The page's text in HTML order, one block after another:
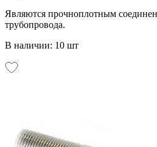
Являются прочноплотным
трубопровода.
В наличии: 10 шт